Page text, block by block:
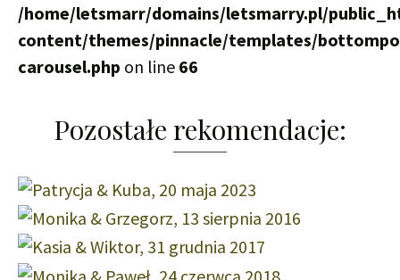
/home/letsmarr/domains/letsmarry.pl/
content/themes/pinnacle/templates/
carousel.php on line 66
Pozostałe rekomendacje: